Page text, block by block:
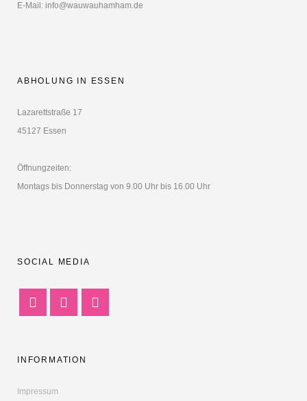
E-Mail: info@wauwauhamham.de
ABHOLUNG IN ESSEN
Lazarettstraße 17
45127 Essen
Öffnungzeiten:
Montags bis Donnerstag von 9.00 Uhr bis 16.00 Uhr
SOCIAL MEDIA
INFORMATION
Impressum